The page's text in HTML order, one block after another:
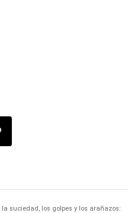
suciedad, los golpes y los arañazos: